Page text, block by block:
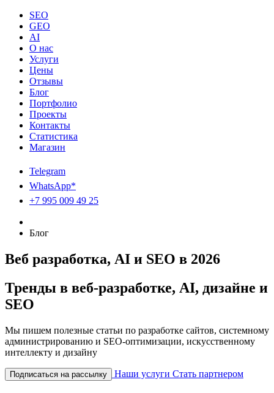
SEO
GEO
AI
О нас
Услуги
Цены
Отзывы
Блог
Портфолио
Проекты
Контакты
Статистика
Магазин
Telegram
WhatsApp*
+7 995 009 49 25
Блог
Веб разработка, AI и SEO в 2026
Тренды в веб-разработке, AI, дизайне и
SEO
Мы пишем полезные статьи по разработке сайтов, системному
администрированию и SEO-оптимизации, искусственному
интеллекту и дизайну
Подписаться на рассылку Наши услуги Стать партнером